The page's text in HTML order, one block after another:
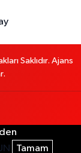
Saklıdır. Ajans
Tamam